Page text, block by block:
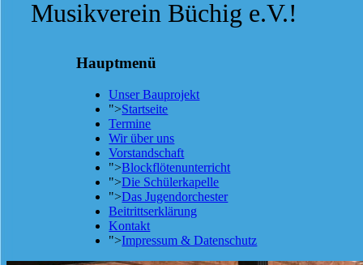
Musikverein Büchig e.V.!
Hauptmenü
Unser Bauprojekt
">Startseite
Termine
Wir über uns
Vorstandschaft
">Blockflötenunterricht
">Die Schülerkapelle
">Das Jugendorchester
Beitrittserklärung
Kontakt
">Impressum & Datenschutz